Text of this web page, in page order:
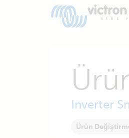
Inverter
Ürün